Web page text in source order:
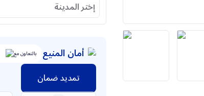
إختر المدينة
أمان المنيع بالتعاون مع
تمديد ضمان